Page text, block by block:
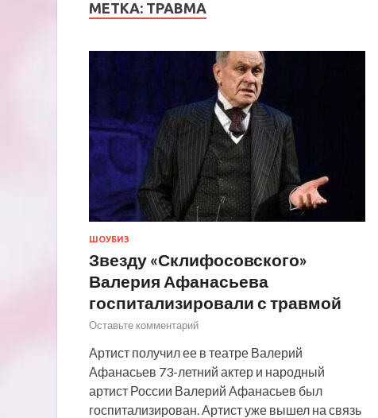
МЕТКА: ТРАВМА
ШОУБИЗ
Звезду «Склифосовского»
Валерия Афанасьева
госпитализировали с травмой
Оставьте комментарий
Артист получил ее в театре Валерий
Афанасьев 73-летний актер и народный
артист России Валерий Афанасьев был
госпитализирован. Артист уже вышел на связь